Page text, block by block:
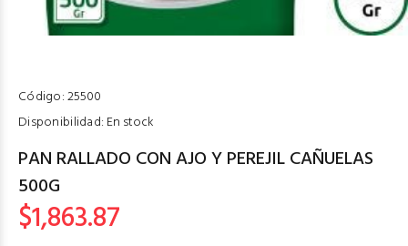
Código:25500
Disponibilidad: En stock
PAN RALLADO CON AJO Y PEREJIL CAÑUELAS
500G
$1,863.87